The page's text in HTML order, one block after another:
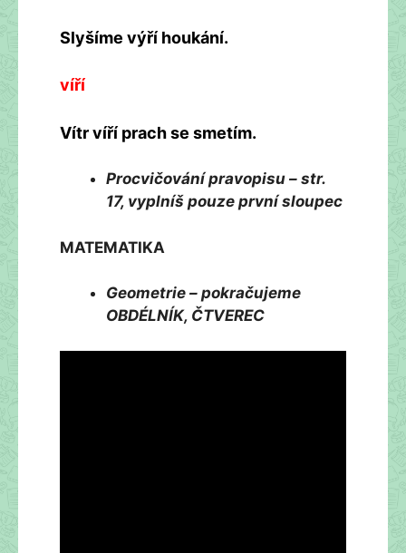
Slyšíme výří houkání.
víří
Vítr víří prach se smetím.
Procvičování pravopisu – str.
17, vyplníš pouze první sloupec
MATEMATIKA
Geometrie – pokračujeme
OBDÉLNÍK, ČTVEREC